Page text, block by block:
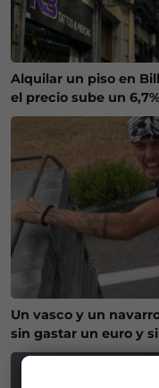
Alquilar un piso en
el precio sube un
Un vasco y un
sin gastar un euro y